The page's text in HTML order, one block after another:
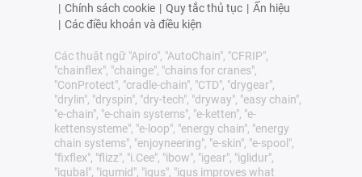
| Chính sách cookie | Quy tắc thủ tục | Ấn hiệu
| Các điều khoản và điều kiện
Các thuật ngữ "Apiro", "AutoChain", "CFRIP",
"chainflex", "chainge", "chains for cranes",
"ConProtect", "cradle-chain", "CTD", "drygear",
"drylin", "dryspin", "dry-tech", "dryway", "easy chain",
"e-chain", "e-chain systems", "e-ketten", "e-
kettensysteme", "e-loop", "energy chain", "energy
chain systems", "enjoyneering", "e-skin", "e-spool",
"fixflex", "flizz", "i.Cee", "ibow", "igear", "iglidur",
"igubal", "igumid", "igus", "igus improves what